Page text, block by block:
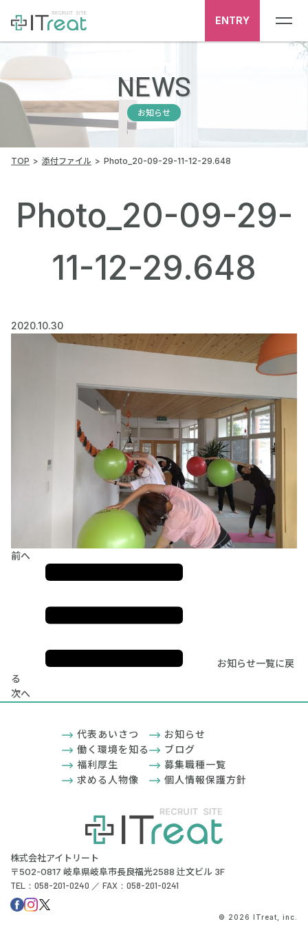
ENTRY
NEWS
お知らせ
TOP 添付ファイル Photo_20-09-29-11-12-29.648
Photo_20-09-29-
11-12-29.648
2020.10.30
前へ
お知らせ一覧に戻
る
次へ
株式会社アイトリート
〒502-0817 岐阜県岐阜市長良福光2588 辻文ビル 3F
TEL：058-201-0240 ／ FAX：058-201-0241
代表あいさつ
働く環境を知る
福利厚生
求める人物像
お知らせ
ブログ
募集職種一覧
個人情報保護方針
© 2026 ITreat, inc.